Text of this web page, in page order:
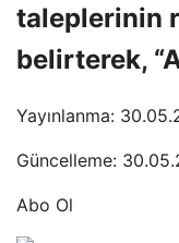
taleplerinin
belirterek,
Yayınlanma:
Güncelleme:
Abo Ol